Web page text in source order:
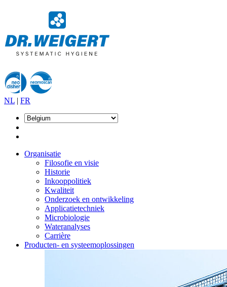
NL | FR
Organisatie
Filosofie en visie
Historie
Inkooppolitiek
Kwaliteit
Onderzoek en ontwikkeling
Applicatietechniek
Microbiologie
Wateranalyses
Carrière
Producten- en systeemoplossingen